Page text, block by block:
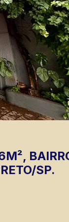
SP.